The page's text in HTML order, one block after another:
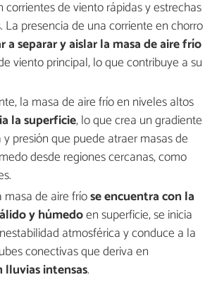
corrientes de viento rápidas y estrechas
La presencia de una corriente en chorro
a separar y aislar la masa de aire frío
viento principal, lo que contribuye a su
la masa de aire frío en niveles altos
la superficie, lo que crea un gradiente
presión que puede atraer masas de
desde regiones cercanas, como
masa de aire fríose encuentra con la
y húmedoen superficie, se inicia
atmosférica y conduce a la
conectivas que deriva en
intensas.